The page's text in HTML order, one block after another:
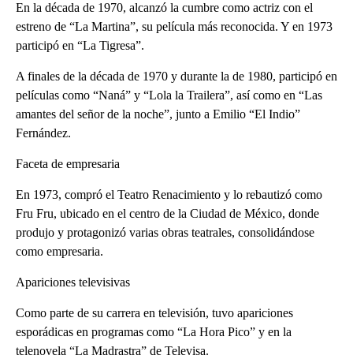
En la década de 1970, alcanzó la cumbre como actriz con el
estreno de “La Martina”, su película más reconocida. Y en 1973
participó en “La Tigresa”.
A finales de la década de 1970 y durante la de 1980, participó en
películas como “Naná” y “Lola la Trailera”, así como en “Las
amantes del señor de la noche”, junto a Emilio “El Indio”
Fernández.
Faceta de empresaria
En 1973, compró el Teatro Renacimiento y lo rebautizó como
Fru Fru, ubicado en el centro de la Ciudad de México, donde
produjo y protagonizó varias obras teatrales, consolidándose
como empresaria.
Apariciones televisivas
Como parte de su carrera en televisión, tuvo apariciones
esporádicas en programas como “La Hora Pico” y en la
telenovela “La Madrastra” de Televisa.